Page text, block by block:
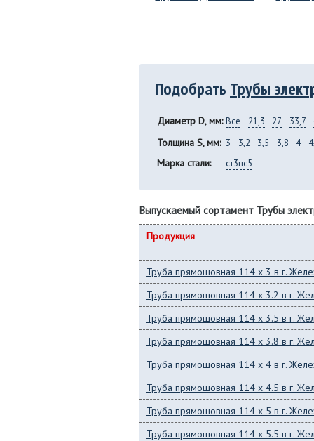
Подобрать Трубы
Диаметр D, мм: Все 21,3 27 33,7
Толщина S, мм: 3 3,2 3,5 3,8 4
Марка стали: ст3пс5
Выпускаемый сортамент Трубы
Продукция
Труба прямошовная 114 x 3 в г.
Труба прямошовная 114 x 3.2 в г.
Труба прямошовная 114 x 3.5 в г.
Труба прямошовная 114 x 3.8 в г.
Труба прямошовная 114 x 4 в г.
Труба прямошовная 114 x 4.5 в г.
Труба прямошовная 114 x 5 в г.
Труба прямошовная 114 x 5.5 в г.